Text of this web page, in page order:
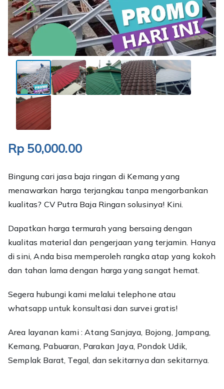
Rp 50,000.00
Bingung cari jasa baja ringan di Kemang yang
menawarkan harga terjangkau tanpa mengorbankan
kualitas? CV Putra Baja Ringan solusinya! Kini.
Dapatkan harga termurah yang bersaing dengan
kualitas material dan pengerjaan yang terjamin. Hanya
di sini, Anda bisa memperoleh rangka atap yang kokoh
dan tahan lama dengan harga yang sangat hemat.
Segera hubungi kami melalui telephone atau
whatsapp untuk konsultasi dan survei gratis!
Area layanan kami : Atang Sanjaya, Bojong, Jampang,
Kemang, Pabuaran, Parakan Jaya, Pondok Udik,
Semplak Barat, Tegal, dan sekitarnya dan sekitarnya.